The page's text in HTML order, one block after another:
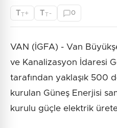
TT+ TT - 0
VAN (İGFA) - Van
ve Kanalizasyon İdaresi
tarafından yaklaşık 500
kurulan Güneş Enerjisi
kurulu güçle elektrik